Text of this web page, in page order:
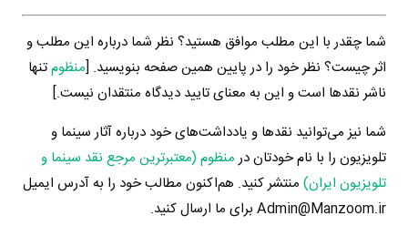
شما چقدر با این مطلب موافق هستید؟ نظر شما درباره این مطلب و
اثر چیست؟ نظر خود را در پایین همین صفحه بنویسید. [منظومتنها
ناشر نقدها است و این به معنای تایید دیدگاه منتقدان نیست.]
شما نیز می‌توانید نقدها و یادداشت‌های خود درباره آثار سینما و
تلویزیون را با نام خودتان در منظوم (معتبرترین مرجع نقد سینما و
تلویزیون ایران) منتشر کنید. هم‌اکنون مطالب خود را به آدرس ایمیل
Admin@Manzoom.ir برای ما ارسال کنید.